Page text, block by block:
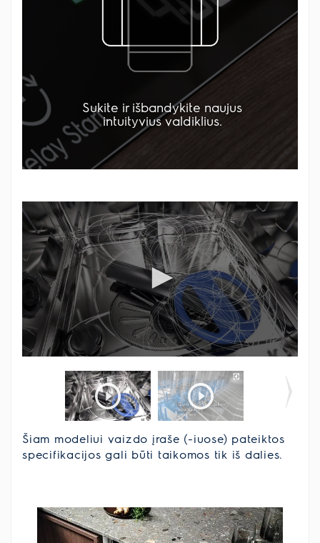
Šiam modeliui vaizdo įraše (-iuose) pateiktos
specifikacijos gali būti taikomos tik iš dalies.